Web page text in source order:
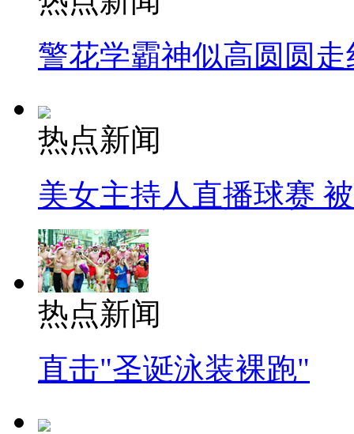
警花学霸神似高圆圆走
热点新闻
美女主持人直播球赛
热点新闻
直击"圣诞泳装裸跑"